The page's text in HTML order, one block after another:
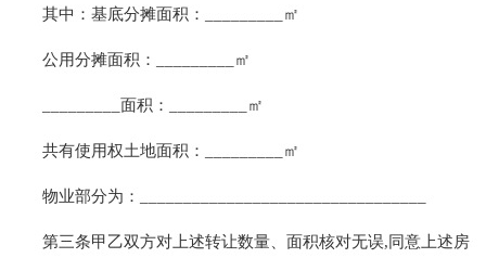
其中：基底分摊面积：_________㎡
公用分摊面积：_________㎡
_________面积：_________㎡
共有使用权土地面积：_________㎡
物业部分为：_________________________________
第三条甲乙双方对上述转让数量、面积核对无误,同意上述房